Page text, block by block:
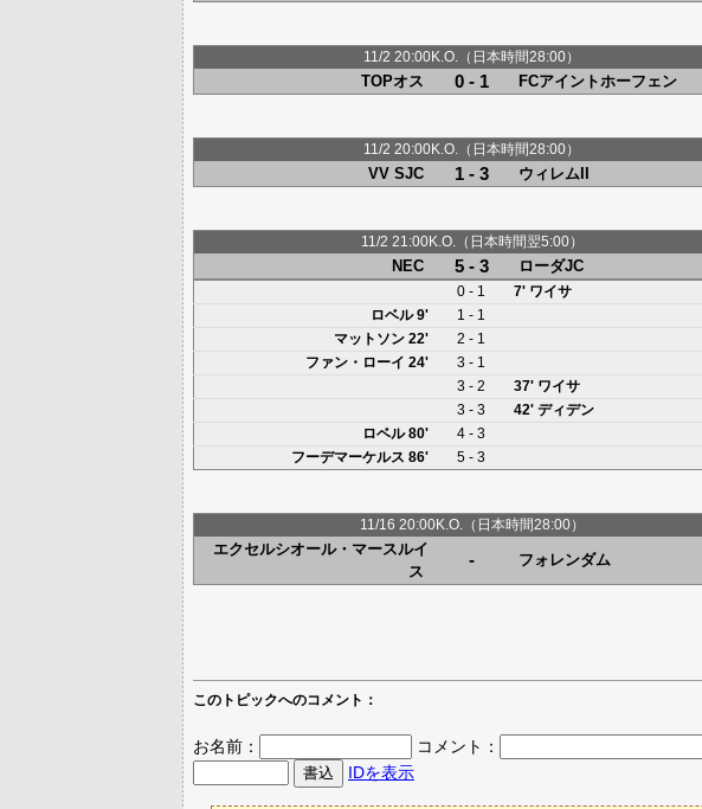
11/2 20:00K.O.（日本時間28:00）
TOPオス 0 - 1 FCアイントホーフェン
11/2 20:00K.O.（日本時間28:00）
VV SJC 1 - 3 ウィレムII
11/2 21:00K.O.（日本時間翌5:00）
NEC 5 - 3 ローダJC
0 - 1
7' ワイサ
ロベル9'
1 - 1
マットソン 22'
2 - 1
ファン・ローイ 24'
3 - 1
3 - 2
37' ワイサ
3 - 3
42' ディデン
ロベル80'
4 - 3
フーデマーケルス 86' 5 - 3
11/16 20:00K.O.（日本時間28:00）
エクセルシオール・マースルイ
ス
- フォレンダム
このトピックへのコメント：
お名前： コメント：
IDを表示